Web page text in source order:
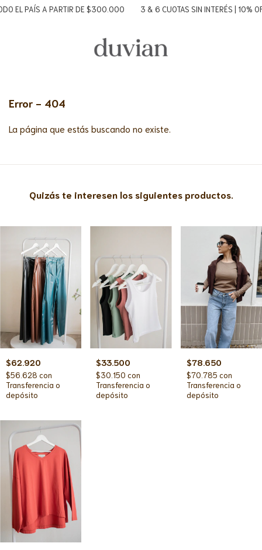
EL PAÍS A PARTIR DE $300.000 3 & 6 CUOTAS SIN INTERÉS | 10%
Error - 404
La página que estás buscando no existe.
Quizás te interesen los siguientes productos.
$62.920
$56.628 con
Transferencia o
depósito
$33.500
$30.150con
Transferencia o
depósito
$78.650
$70.785 con
Transferencia o
depósito